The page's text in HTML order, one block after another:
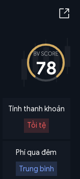
78
Tính thanh khoản
Tồi tệ
Phí qua đêm
Trung bình